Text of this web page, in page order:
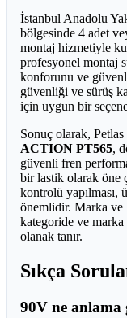
İstanbul Anadolu
bölgesinde 4 adet
montaj hizmetiyle
profesyonel montaj
konforunu ve
güvenliği ve sürüş
için uygun bir
Sonuç olarak, Petlas
ACTION PT565,
güvenli fren
bir lastik olarak öne
kontrolü
önemlidir. Marka
kategoride ve marka
olanak tanır.
Sıkça
90V ne anlama